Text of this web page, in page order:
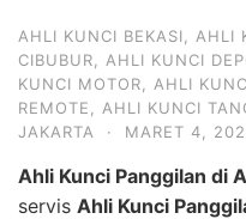
AHLI KUNCI BEKASI AHLI
CIBUBUR
AHLI KUNCI
KUNCI MOTOR
AHLI
REMOTE
AHLI KUNCI
JAKARTA
· MARET 4,
Ahli Kunci Panggilan di
servis Ahli Kunci